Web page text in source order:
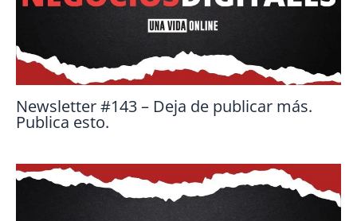
Newsletter #143 – Deja de publicar más.
Publica esto.